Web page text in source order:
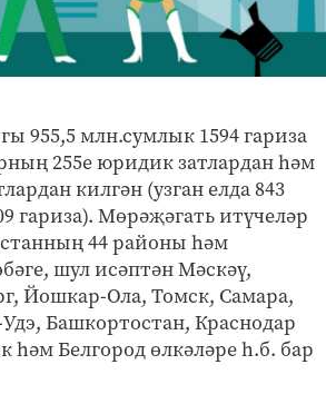
955,5 млн.сумлык 1594 гариза
255е юридик затлардан һәм
килгән (узган елда 843
гариза). Мөрәҗәгать итүчеләр
44 районы һәм
шул исәптән Мәскәү,
Йошкар-Ола, Томск, Самара,
Башкортостан, Краснодар
һәм Белгород өлкәләре һ.б. бар